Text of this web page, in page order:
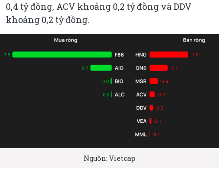
0,4 tỷ đồng, ACV khoảng 0,2 tỷ đồng và DDV
khoảng 0,2 tỷ đồng.
Nguồn: Vietcap